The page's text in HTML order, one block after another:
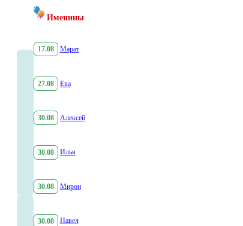
Именины
17.08 Марат
27.08 Ева
30.08 Алексей
30.08 Илья
30.08 Мирон
30.08 Павел